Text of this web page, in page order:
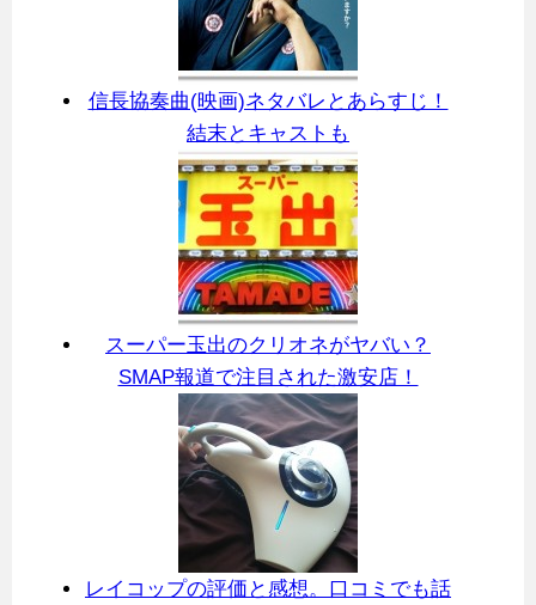
信長協奏曲(映画)ネタバレとあらすじ！
結末とキャストも
スーパー玉出のクリオネがヤバい？
SMAP報道で注目された激安店！
レイコップの評価と感想。口コミでも話